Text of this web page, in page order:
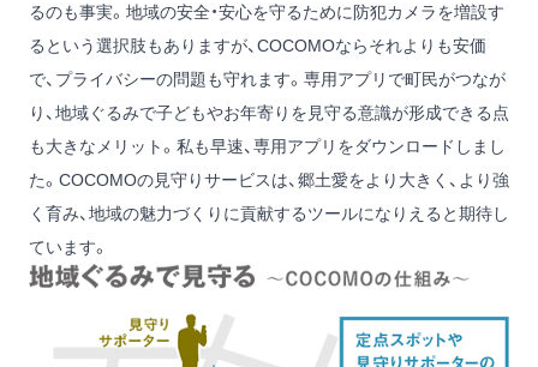
るのも事実。地域の安全・安心を守るために防犯カメラを増設す
るという選択肢もありますが、COCOMOならそれよりも安価
で、プライバシーの問題も守れます。専用アプリで町民がつなが
り、地域ぐるみで子どもやお年寄りを見守る意識が形成できる点
も大きなメリット。私も早速、専用アプリをダウンロードしまし
た。COCOMOの見守りサービスは、郷土愛をより大きく、より強
く育み、地域の魅力づくりに貢献するツールになりえると期待し
ています。